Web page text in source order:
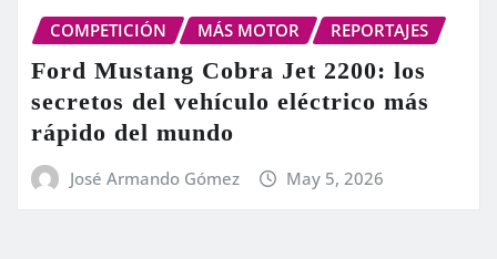
COMPETICIÓN MÁS MOTOR REPORTAJES
Ford Mustang Cobra Jet 2200: los
secretos del vehículo eléctrico más
rápido del mundo
José Armando Gómez May 5, 2026